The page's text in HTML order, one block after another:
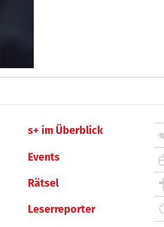
s+ im Überblick
Events
Rätsel
Leserreporter